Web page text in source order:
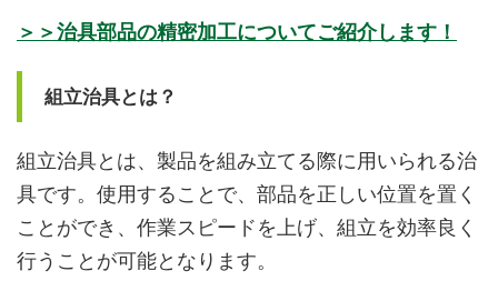
＞＞治具部品の精密加工についてご紹介します！
組立治具とは？
組立治具とは、 製品を組み立てる際に用いられる治
具です。使用することで、部品を正しい位置を置く
ことができ、作業スピードを上げ、組立を効率良く
行うことが可能となります。